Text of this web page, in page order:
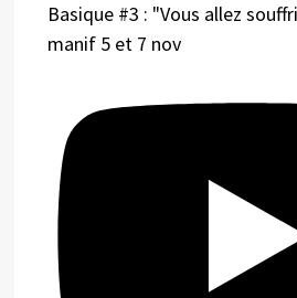
Basique #3 : "Vous allez
manif 5 et 7 nov